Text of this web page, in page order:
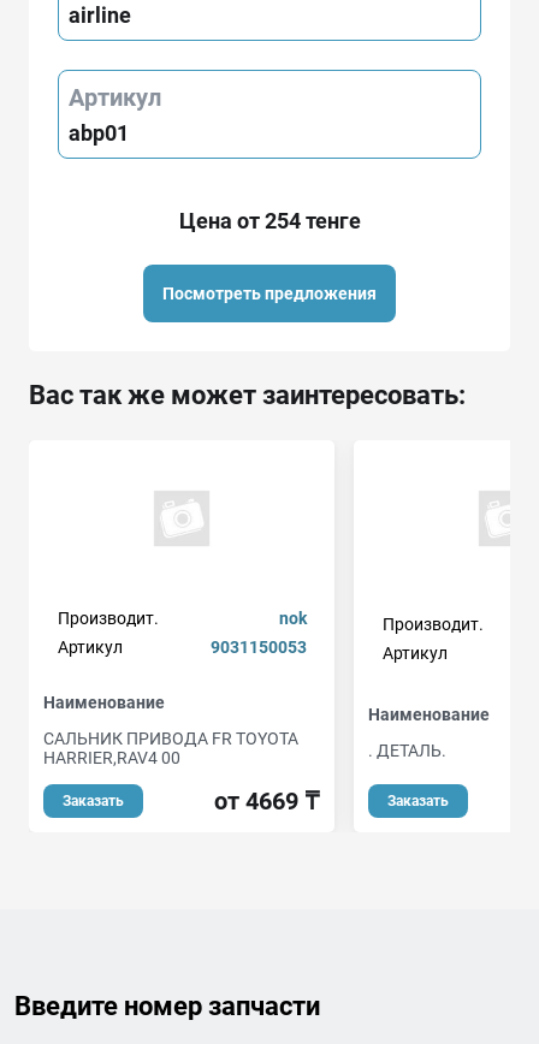
airline
Артикул
abp01
Цена от 254 тенге
Посмотреть предложения
Вас так же может заинтересовать:
Производит.
nok
Артикул
9031150053
Наименование
САЛЬНИК ПРИВОДА FR TOYOTA
HARRIER,RAV4 00
Заказать от 4669 ₸
Производит.
Артикул
Наименование
. ДЕТАЛЬ.
Заказать
Введите номер запчасти